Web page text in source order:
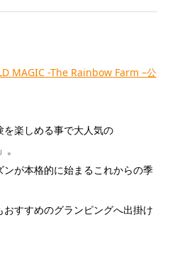
MAGIC -The Rainbow Farm –公
楽しめる事で大人気の
が本格的に始まるこれからの季
すすめのグランピングへ出掛け